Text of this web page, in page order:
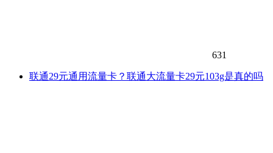
631
联通29元通用流量卡？联通大流量卡29元103g是真的吗